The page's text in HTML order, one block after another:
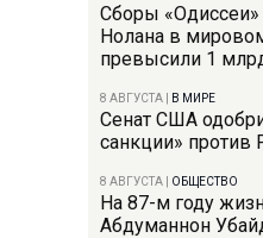
Сборы
Нолана в
превысили 1
8 АВГУСТА В МИРЕ
Сенат США
санкции» против
8 АВГУСТА ОБЩЕСТВО
На 87-м году
Абдуманнон